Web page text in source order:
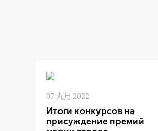
07 九月 2022
Итоги конкурсов на
присуждение премий